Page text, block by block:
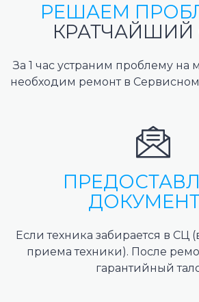
РЕШАЕМ
КРАТЧАЙШИЙ
За 1 час устраним проблему на
необходим ремонт в Сервисном
Если техника забирается в СЦ
приема техники). После
гарантийный